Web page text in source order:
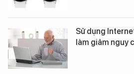
Sử dụng
làm giảm nguy